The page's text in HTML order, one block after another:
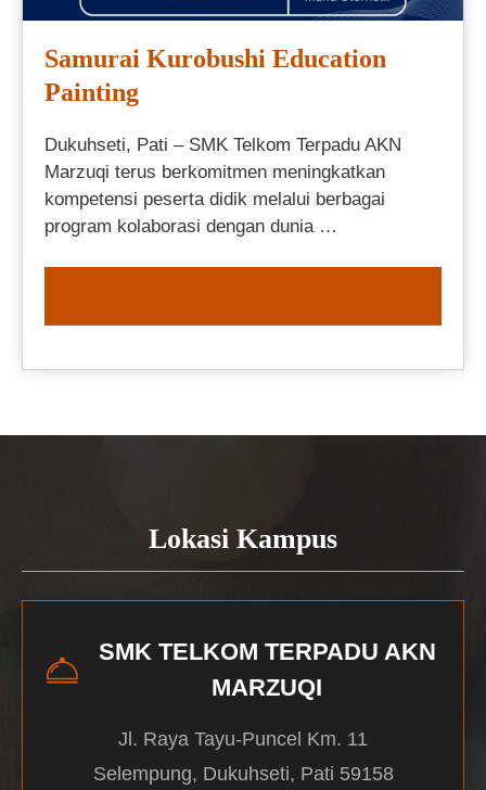
Samurai Kurobushi Education
Painting
Dukuhseti, Pati – SMK Telkom Terpadu AKN
Marzuqi terus berkomitmen meningkatkan
kompetensi peserta didik melalui berbagai
program kolaborasi dengan dunia …
Lokasi Kampus
SMK TELKOM TERPADU AKN
MARZUQI
Jl. Raya Tayu-Puncel Km. 11
Selempung, Dukuhseti, Pati 59158